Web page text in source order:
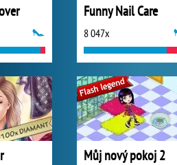
Funny Nail Care
8 047x
Můj nový pokoj 2